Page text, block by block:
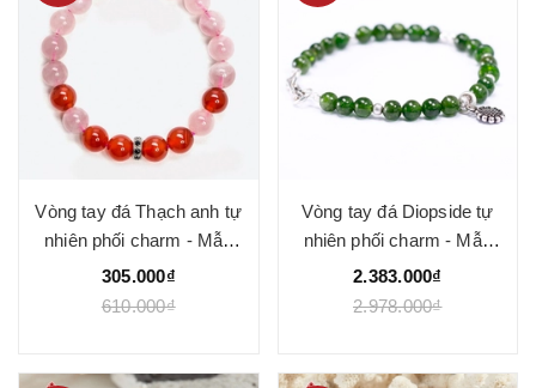
Vòng tay đá Thạch anh tự
nhiên phối charm - Mẫu
VC1078 - Ngọc Quý
305.000₫
610.000₫
Vòng tay đá Diopside tự
nhiên phối charm - Mẫu
VC1079 - Ngọc Quý
2.383.000₫
2.978.000₫